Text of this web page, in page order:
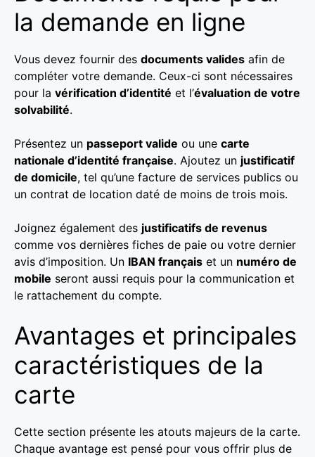
la demande en ligne
Vous devez fournir des documents valides afin de
compléter votre demande. Ceux-ci sont nécessaires
pour la vérification d’identité et l’évaluation de votre
solvabilité.
Présentez un passeport valide ou une carte
nationale d’identité française. Ajoutez un justificatif
de domicile, tel qu’une facture de services publics ou
un contrat de location daté de moins de trois mois.
Joignez également des justificatifs de revenus
comme vos dernières fiches de paie ou votre dernier
avis d’imposition. Un IBAN français et un numéro de
mobile seront aussi requis pour la communication et
le rattachement du compte.
Avantages et principales
caractéristiques de la
carte
Cette section présente les atouts majeurs de la carte.
Chaque avantage est pensé pour vous offrir plus de